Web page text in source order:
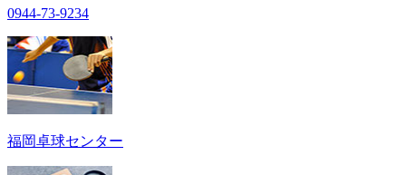
0944-73-9234
福岡卓球センター